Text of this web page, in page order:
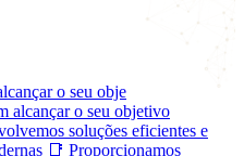
o seu obje